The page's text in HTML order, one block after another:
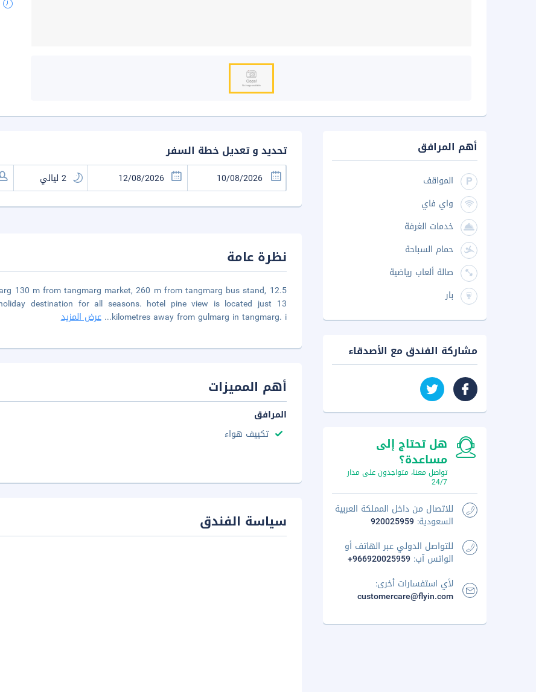
تحديد و تعديل خطة السفر
نظرة عامة
130 m from tangmarg market, 260 m from tangmarg bus stand, 12.5
destination for all seasons. hotel pine view is located just 13
kilometres away from gulmarg in tangmarg. i
...عرض المزيد
أهم المميزات
المرافق
تكييف هواء
سياسة الفندق
أهم المرافق
المواقف
واي فاي
خدمات الغرفة
حمام السباحة
صالة ألعاب رياضية
بار
مشاركة الفندق مع الأصدقاء
هل تحتاج إلى
مساعدة؟
تواصل معنا، متواجدون على مدار
24/7
للاتصال من داخل المملكة العربية
السعودية: 920025959
للتواصل الدولي عبر الهاتف أو
الواتس آب: +966920025959
لأي استفسارات أخرى:
customercare@flyin.com